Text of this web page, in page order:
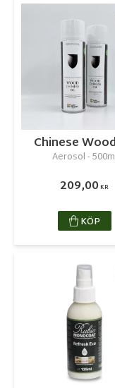
Chinese
Aerosol -
209,00KR
KÖP